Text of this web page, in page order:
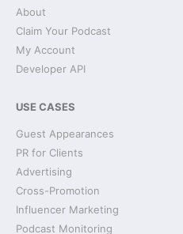
About
Claim Your Podcast
My Account
Developer API
USE CASES
Guest Appearances
PR for Clients
Advertising
Cross-Promotion
Influencer Marketing
Podcast Monitoring